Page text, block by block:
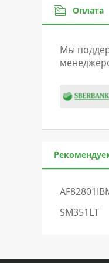
Оплата
Мы
SM351LT